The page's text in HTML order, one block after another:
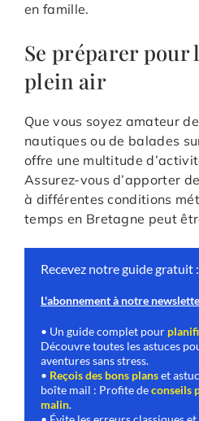
en famille.
Se préparer pour
plein air
Que vous soyez amateur
nautiques ou de balades
offre une multitude
Assurez-vous d’apporter
à différentes conditions
temps en Bretagne peut